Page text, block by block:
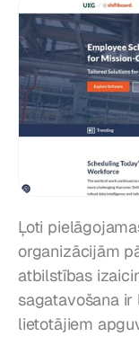
Ļoti
organizācijām
atbilstības
sagatavošana
lietotājiem